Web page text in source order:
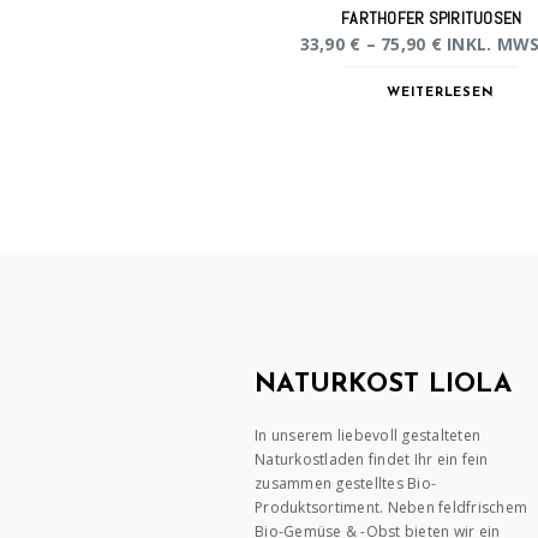
FARTHOFER SPIRITUOSEN
33,90 € – 75,90 € INKL.
WEITERLESEN
NATURKOST LIOLA
In unserem liebevoll gestalteten
Naturkostladen findet Ihr ein fein
zusammen gestelltes Bio-
Produktsortiment. Neben feldfrischem
Bio-Gemüse & -Obst bieten wir ein